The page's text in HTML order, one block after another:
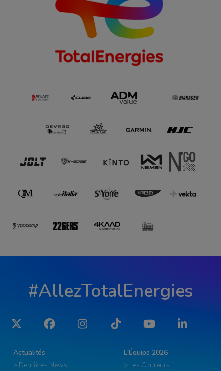
#AllezTotalEnergies
Twitter Facebook Instagram Tiktok YouTube LinkedIn
Actualités
> Dernières News
L'Équipe 2026
> Les Coureurs